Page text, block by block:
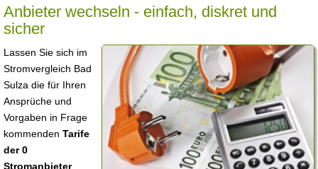
Anbieter wechseln - einfach, diskret und
sicher
Lassen Sie sich im
Stromvergleich Bad
Sulza die für Ihren
Ansprüche und
Vorgaben in Frage
kommenden Tarife
der 0
Stromanbieter